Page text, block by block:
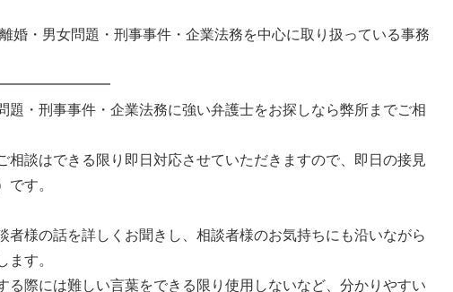
婚・男女問題・刑事事件・企業法務を中心に取り扱っている事務
題・刑事事件・企業法務に強い弁護士をお探しなら弊所までご相
相談はできる限り即日対応させていただきますので、即日の接見
です。
者様の話を詳しくお聞きし、相談者様のお気持ちにも沿いながら
ます。
る際には難しい言葉をできる限り使用しないなど、分かりやすい